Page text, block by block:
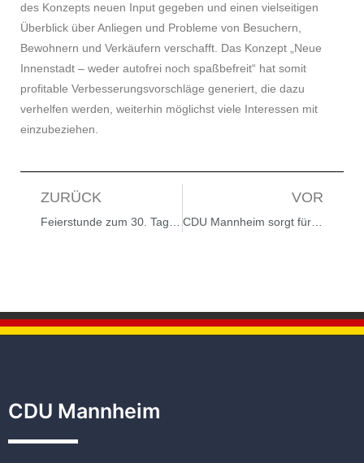
des Konzepts neuen Input gegeben und einen vielseitigen
Überblick über Anliegen und Probleme von Besuchern,
Bewohnern und Verkäufern verschafft. Das Konzept „Neue
Innenstadt – weder autofrei noch spaßbefreit“ hat somit
profitable Verbesserungsvorschläge generiert, die dazu
verhelfen werden, weiterhin möglichst viele Interessen mit
einzubeziehen.
ZURÜCK VOR
CDU Mannheim sorgt für Aufklärung: Externes Gutachten schafft Klarheit – es gibt keinerlei Anhaltspunkte für Rechtsverstöße
CDU Mannheim